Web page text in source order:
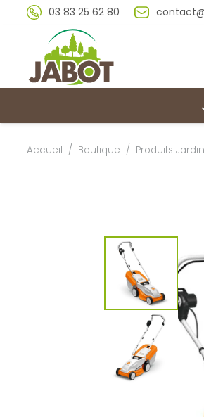
03 83 25 62 80
Accueil / Boutique / Produits Jardin